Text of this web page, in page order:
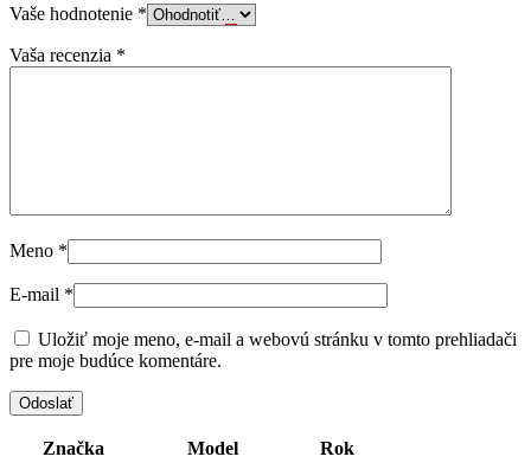
Vaše hodnotenie *
Vaša recenzia *
Meno *
E-mail *
Uložiť moje meno, e-mail a webovú stránku v tomto prehliadači
pre moje budúce komentáre.
Značka Model
Rok